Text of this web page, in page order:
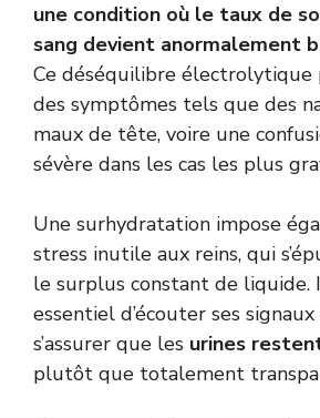
une condition où le taux de
sang devient anormalement
Ce déséquilibre
des symptômes tels que des
maux de tête, voire une
sévère dans les cas les plus
Une surhydratation impose
stress inutile aux reins, qui
le surplus constant de liquide.
essentiel d’écouter ses
s’assurer que les urines
plutôt que totalement